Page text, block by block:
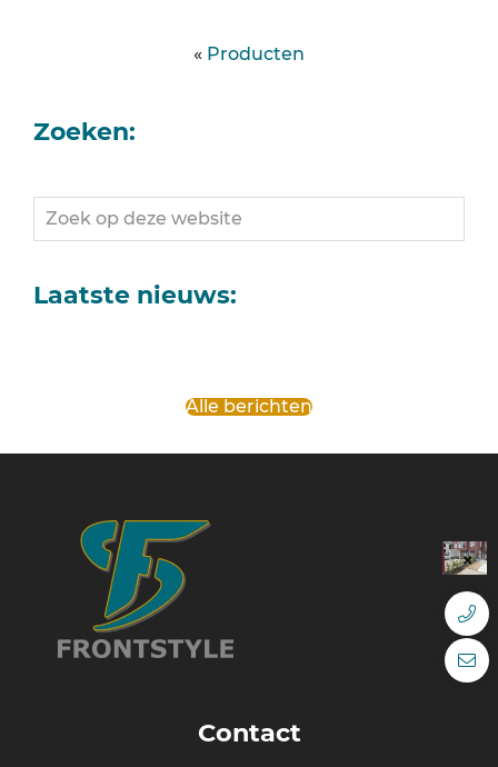
« Producten
Zoeken:
Zoek
op
website
Laatste nieuws:
Alle berichten
Contact